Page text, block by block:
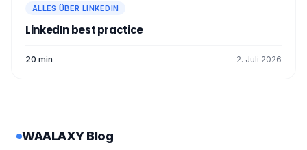
ALLES ÜBER LINKEDIN
LinkedIn best practice
20 min 2. Juli 2026
WAALAXY Blog